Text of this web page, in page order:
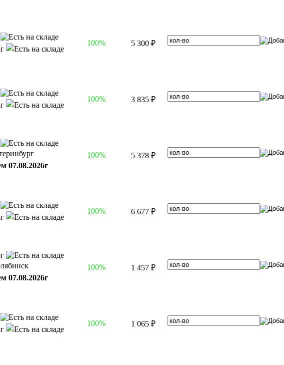
100% 5 300 ₽
100% 3 835 ₽
07.08.2026г
100% 5 378 ₽
100% 6 677 ₽
07.08.2026г
100% 1 457 ₽
100% 1 065 ₽